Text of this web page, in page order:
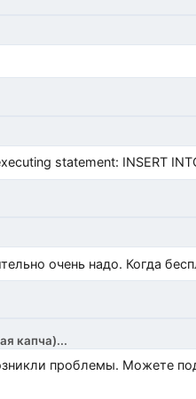
statement: INSERT
очень надо. Когда
капча)...
проблемы. Можете